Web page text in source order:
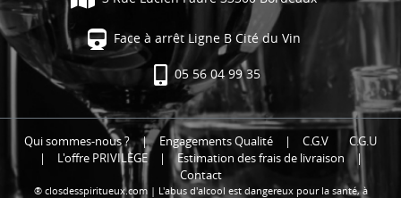
Face à arrêt Ligne B Cité du Vin
05 56 04 99 35
Qui sommes-nous ? | Engagements Qualité | C.G.V
C.G.U
|
L'offre PRIVILÈGE | Estimation des frais de livraison
|
Contact
® closdesspiritueux.com | L'abus d'alcool est dangereux pour la santé, à